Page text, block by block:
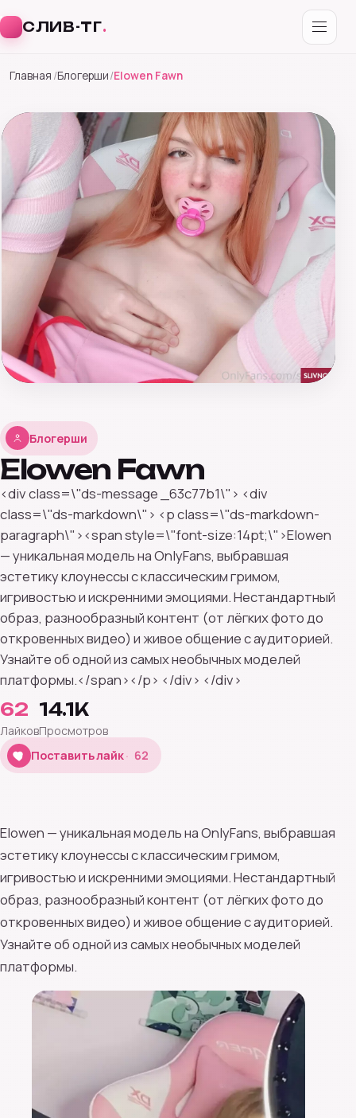
СЛИВ-ТГ.
Главная Блогерши Elowen Fawn
Блогерши
Elowen Fawn
<div class=\"ds-message _63c77b1\"> <div
class=\"ds-markdown\"> <p class=\"ds-markdown-
paragraph\"><span style=\"font-size:14pt;\">Elowen
— уникальная модель на OnlyFans, выбравшая
эстетику клоунессы с классическим гримом,
игривостью и искренними эмоциями. Нестандартный
образ, разнообразный контент (от лёгких фото до
откровенных видео) и живое общение с аудиторией.
Узнайте об одной из самых необычных моделей
платформы.</span></p> </div> </div>
62
Лайков
14.1K
Просмотров
Поставить лайк
62
62
Elowen — уникальная модель на OnlyFans, выбравшая
эстетику клоунессы с классическим гримом,
игривостью и искренними эмоциями. Нестандартный
образ, разнообразный контент (от лёгких фото до
откровенных видео) и живое общение с аудиторией.
Узнайте об одной из самых необычных моделей
платформы.